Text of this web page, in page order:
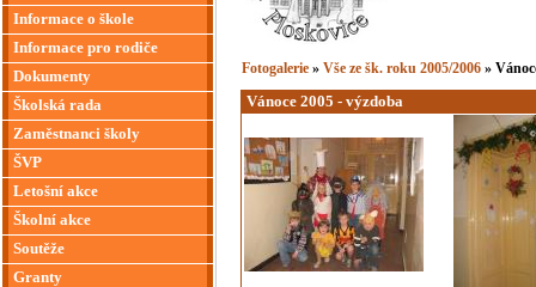
Informace o škole
Informace pro rodiče
Dokumenty
Školská rada
Zaměstnanci školy
ŠVP
Letošní akce
Školní akce
Soutěže
Granty
Fotogalerie »Vše ze šk. roku 2005/2006 »
Vánoce 2005 - výzdoba